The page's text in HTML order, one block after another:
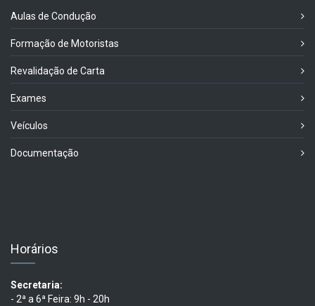
Aulas de Condução
Formação de Motoristas
Revalidação de Carta
Exames
Veículos
Documentação
Horários
Secretaria:
- 2ª a 6ª Feira: 9h - 20h